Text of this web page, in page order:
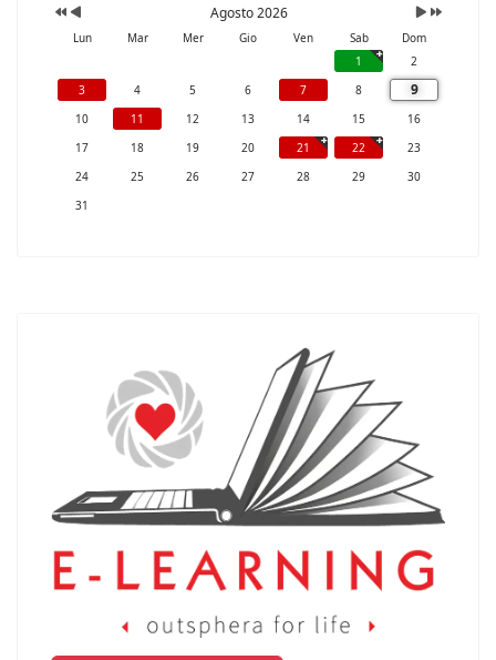
Agosto 2026
Lun Mar Mer Gio Ven Sab
Dom
1
2
3
4 5 6 7 8 9
10 11 12 13 14 15
16
17
18 19 20 21 22
23
24
25 26 27 28 29
30
31